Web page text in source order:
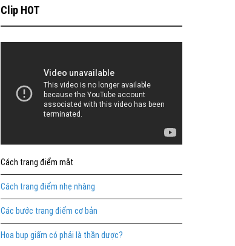
Clip HOT
Cách trang điểm mắt
Cách trang điểm nhẹ nhàng
Các bước trang điểm cơ bản
Hoa bụp giấm có phải là thần dược?